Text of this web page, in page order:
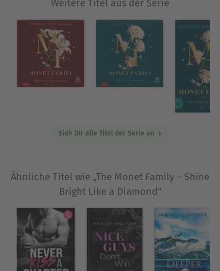
Weitere Titel aus der Serie
Sieh Dir alle Titel der Serie an
Ähnliche Titel wie „The Monet Family – Shine
Bright Like a Diamond“